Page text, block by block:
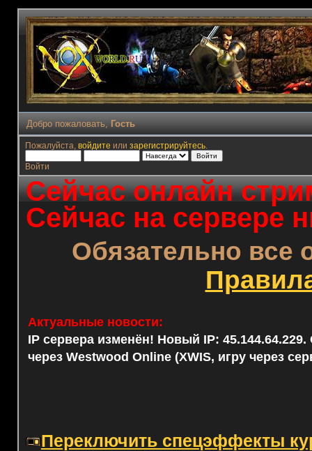
Добро пожаловать, Гость
Пожалуйста, войдите или зарегистрируйтесь.
Войти
Сейчас онлайн
Сейчас на сервере
Обязательно все
Актуальные новости:
IP сервера изменён! Новый IP: 45.144.64.229.
через Westwood Online (XWIS, игру через
Переключить спецэффекты